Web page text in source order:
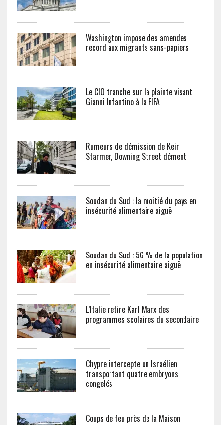
Washington impose des amendes
record aux migrants sans-papiers
Le CIO tranche sur la plainte visant
Gianni Infantino à la FIFA
Rumeurs de démission de Keir
Starmer, Downing Street dément
Soudan du Sud : la moitié du pays en
insécurité alimentaire aiguë
Soudan du Sud : 56 % de la population
en insécurité alimentaire aiguë
L’Italie retire Karl Marx des
programmes scolaires du secondaire
Chypre intercepte un Israélien
transportant quatre embryons
congelés
Coups de feu près de la Maison